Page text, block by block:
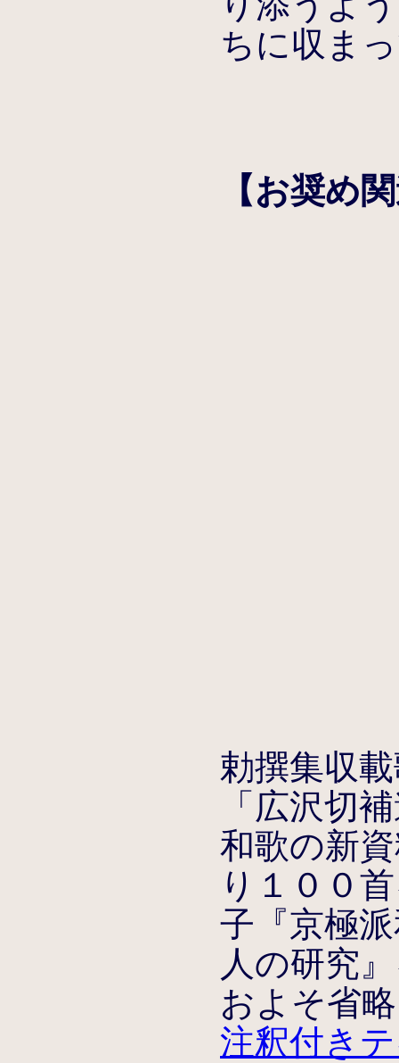
ちに収ま
【お奨め
勅撰集収
「広沢切
和歌の新
り１００
子『京極
人の研究
およそ省
注釈付き